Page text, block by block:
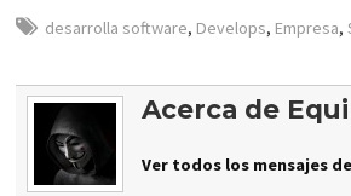
desarrolla software, Develops, Empresa,
Acerca de
Ver todos los mensajes